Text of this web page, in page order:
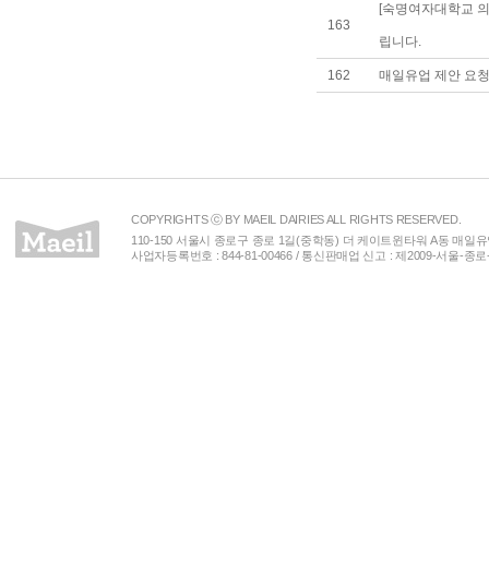
163
[숙명여자대학교
립니다.
162 매일유업 제안 요청
COPYRIGHTS ⓒ BY MAEIL DAIRIES ALL RIGHTS RESERVED.
110-150 서울시 종로구 종로 1길(중학동) 더 케이트윈타워 A동 매일
사업자등록번호 : 844-81-00466 / 통신판매업 신고 : 제2009-서울-종